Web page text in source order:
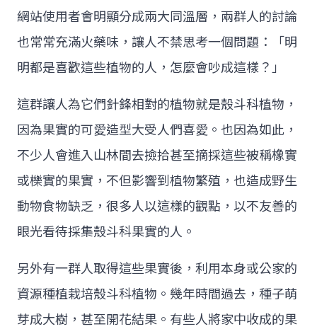
網站使用者會明顯分成兩大同溫層，兩群人的討論
也常常充滿火藥味，讓人不禁思考一個問題：「明
明都是喜歡這些植物的人，怎麼會吵成這樣？」
這群讓人為它們針鋒相對的植物就是殼斗科植物，
因為果實的可愛造型大受人們喜愛。也因為如此，
不少人會進入山林間去撿拾甚至摘採這些被稱橡實
或櫟實的果實，不但影響到植物繁殖，也造成野生
動物食物缺乏，很多人以這樣的觀點，以不友善的
眼光看待採集殼斗科果實的人。
另外有一群人取得這些果實後，利用本身或公家的
資源種植栽培殼斗科植物。幾年時間過去，種子萌
芽成大樹，甚至開花結果。有些人將家中收成的果